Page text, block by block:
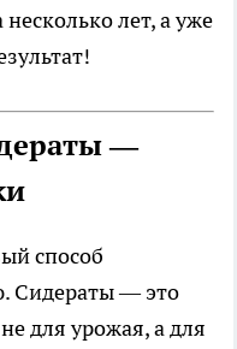
лет, а уже
—
способ
Сидераты — это
для урожая, а для